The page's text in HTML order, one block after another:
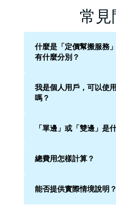
常見
什麼是「定價幫搬服務
有什麼分別？
我是個人用戶，可以使
嗎？
「單邊」或「雙邊」是
總費用怎樣計算？
能否提供實際情境說明？